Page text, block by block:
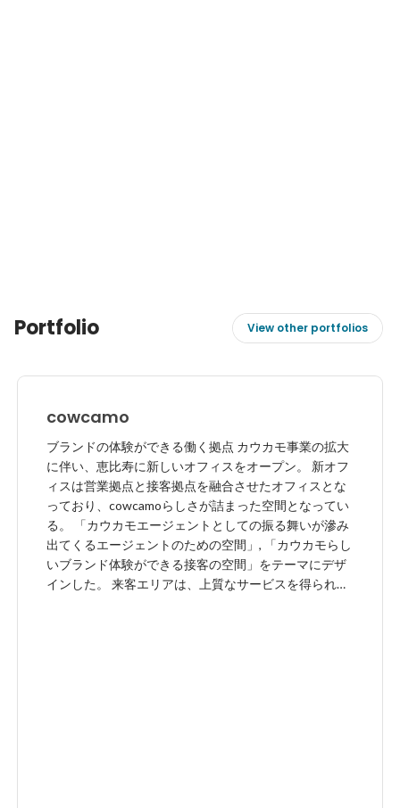
Portfolio View other portfolios
cowcamo
ブランドの体験ができる働く拠点 カウカモ事業の拡大
に伴い、恵比寿に新しいオフィスをオープン。 新オフ
ィスは営業拠点と接客拠点を融合させたオフィスとな
っており、cowcamoらしさが詰まった空間となってい
る。 「カウカモエージェントとしての振る舞いが滲み
出てくるエージェントのための空間」, 「カウカモらし
いブランド体験ができる接客の空間」をテーマにデザ
インした。 来客エリアは、上質なサービスを得られる